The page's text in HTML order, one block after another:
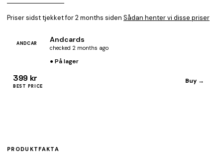
Priser sidst tjekket for 2 months siden Sådan henter vi disse priser
ANDCAR Andcards
checked 2 months ago
● På lager
399 kr
BEST PRICE
Buy →
PRODUKTFAKTA